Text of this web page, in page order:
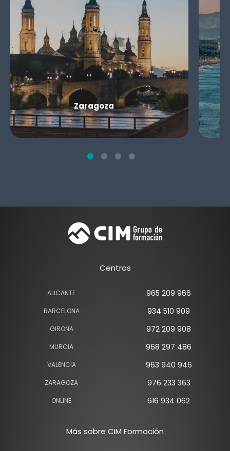
Zaragoza
Más sobre CIM Formación
Centros
ALICANTE 965 209 966
BARCELONA 934 510 909
GIRONA 972 209 908
MURCIA 968 297 486
VALENCIA 963 940 946
ZARAGOZA 976 233 363
ONLINE 616 934 062